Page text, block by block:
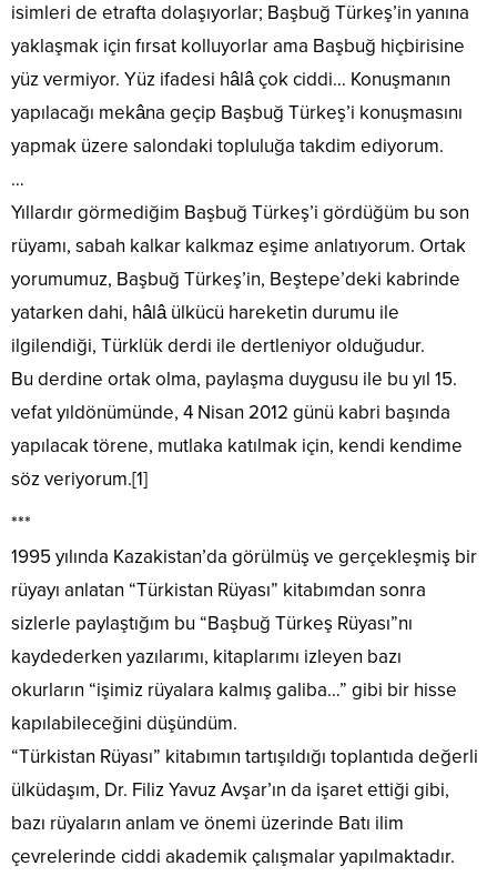
isimleri de etrafta dolaşıyorlar; Başbuğ Türkeş’in yanına
yaklaşmak için fırsat kolluyorlar ama Başbuğ hiçbirisine
yüz vermiyor. Yüz ifadesi hâlâ çok ciddi… Konuşmanın
yapılacağı mekâna geçip Başbuğ Türkeş’i konuşmasını
yapmak üzere salondaki topluluğa takdim ediyorum.
…
Yıllardır görmediğim Başbuğ Türkeş’i gördüğüm bu son
rüyamı, sabah kalkar kalkmaz eşime anlatıyorum. Ortak
yorumumuz, Başbuğ Türkeş’in, Beştepe’deki kabrinde
yatarken dahi, hâlâ ülkücü hareketin durumu ile
ilgilendiği, Türklük derdi ile dertleniyor olduğudur.
Bu derdine ortak olma, paylaşma duygusu ile bu yıl 15.
vefat yıldönümünde, 4 Nisan 2012 günü kabri başında
yapılacak törene, mutlaka katılmak için, kendi kendime
söz veriyorum.[1]
***
1995 yılında Kazakistan’da görülmüş ve gerçekleşmiş bir
rüyayı anlatan “Türkistan Rüyası” kitabımdan sonra
sizlerle paylaştığım bu “Başbuğ Türkeş Rüyası”nı
kaydederken yazılarımı, kitaplarımı izleyen bazı
okurların “işimiz rüyalara kalmış galiba…” gibi bir hisse
kapılabileceğini düşündüm.
“Türkistan Rüyası” kitabımın tartışıldığı toplantıda değerli
ülküdaşım, Dr. Filiz Yavuz Avşar’ın da işaret ettiği gibi,
bazı rüyaların anlam ve önemi üzerinde Batı ilim
çevrelerinde ciddi akademik çalışmalar yapılmaktadır.